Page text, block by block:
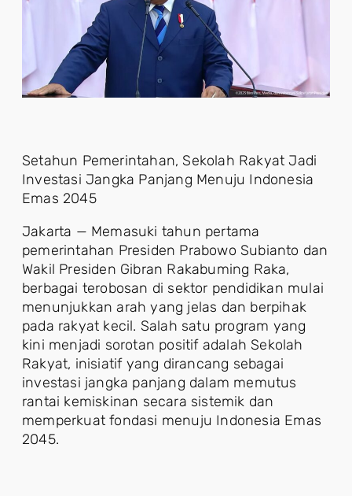
Setahun Pemerintahan, Sekolah Rakyat Jadi
Investasi Jangka Panjang Menuju Indonesia
Emas 2045
Jakarta — Memasuki tahun pertama
pemerintahan Presiden Prabowo Subianto dan
Wakil Presiden Gibran Rakabuming Raka,
berbagai terobosan di sektor pendidikan mulai
menunjukkan arah yang jelas dan berpihak
pada rakyat kecil. Salah satu program yang
kini menjadi sorotan positif adalah Sekolah
Rakyat, inisiatif yang dirancang sebagai
investasi jangka panjang dalam memutus
rantai kemiskinan secara sistemik dan
memperkuat fondasi menuju Indonesia Emas
2045.